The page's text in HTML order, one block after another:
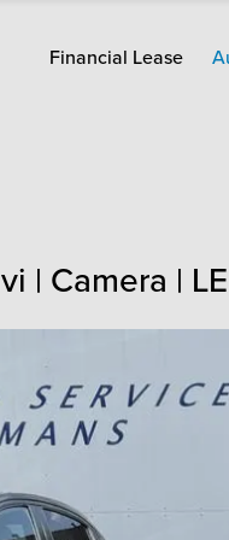
Financial Lease
| Camera |